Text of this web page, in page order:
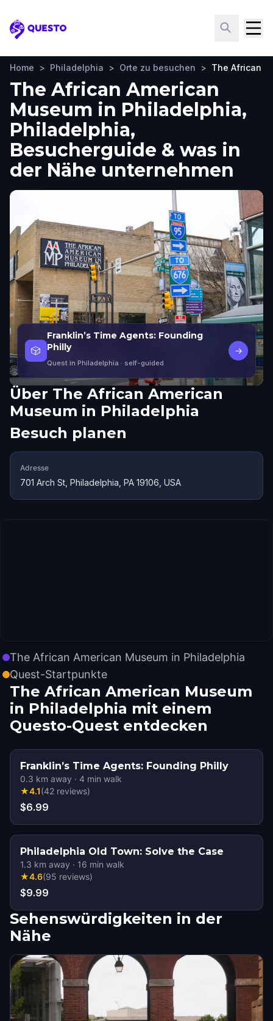
Questo
Home > Philadelphia > Orte zu besuchen > The African
The African American
Museum in Philadelphia,
Philadelphia,
Besucherguide & was in
der Nähe unternehmen
🎲
Franklin’s Time Agents: Founding
Philly
Quest in Philadelphia · self-guided
→
Über The African American
Museum in Philadelphia
Besuch planen
Adresse
701 Arch St, Philadelphia, PA 19106, USA
The African American Museum in Philadelphia
Quest-Startpunkte
The African American Museum
in Philadelphia mit einem
Questo-Quest entdecken
Franklin’s Time Agents: Founding Philly
0.3 km away · 4 min walk
★4.1(42 reviews)
$6.99
Philadelphia Old Town: Solve the Case
1.3 km away · 16 min walk
★4.6(95 reviews)
$9.99
Sehenswürdigkeiten in der
Nähe